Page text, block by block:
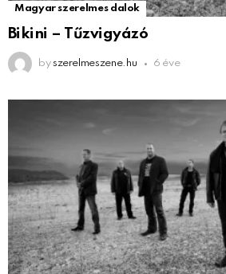
Magyar szerelmes dalok
Bikini – Tűzvigyázó
by szerelmeszene.hu 6 éve